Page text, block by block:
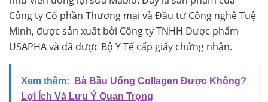
Công ty Cổ phần Thương mại và Đầu tư Công nghệ Tuệ
Minh, được sản xuất bởi Công ty TNHH Dược phẩm
USAPHA và đã được Bộ Y Tế cấp giấy chứng nhận.
Xem thêm:
Bà Bầu Uống Collagen Được Không?
Lợi Ích Và Lưu Ý Quan Trọng